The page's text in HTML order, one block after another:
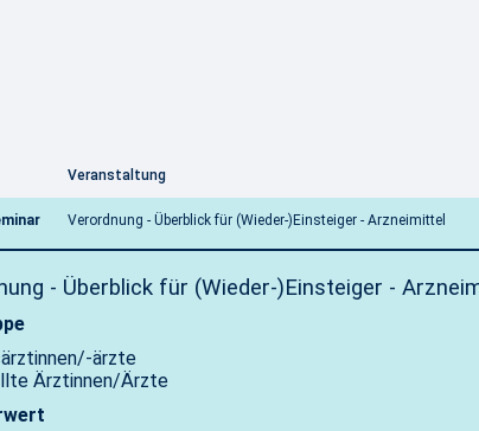
Veranstaltung
Verordnung - Überblick für (Wieder-)Einsteiger - Arzneimittel
- Überblick für (Wieder-)Einsteiger -
ärzte
Ärztinnen/Ärzte